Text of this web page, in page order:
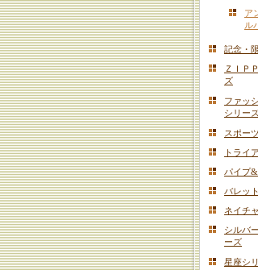
ア
ル
記念・
ＺＩＰ
ズ
ファッ
シリー
スポー
トライ
パイプ
バレッ
ネイチ
シルバ
ーズ
星座シ